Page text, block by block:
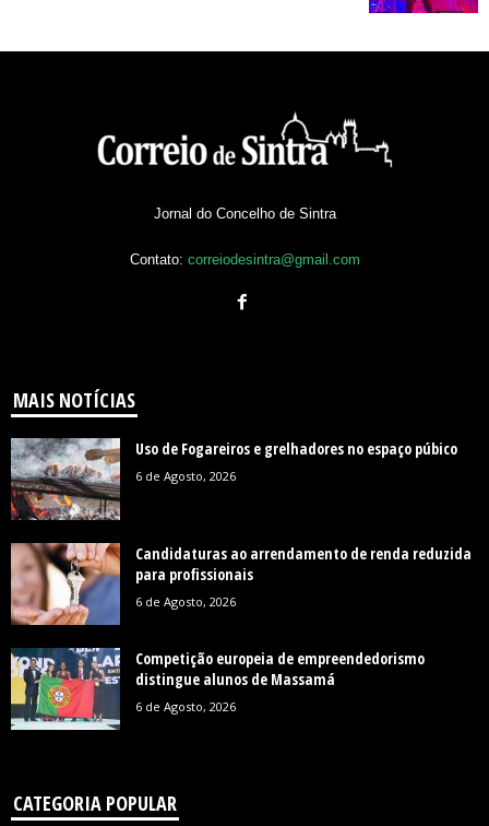
Jornal do Concelho de Sintra
Contato: correiodesintra@gmail.com
MAIS NOTÍCIAS
Uso de Fogareiros e grelhadores no espaço púbico
6 de Agosto, 2026
Candidaturas ao arrendamento de renda reduzida
para profissionais
6 de Agosto, 2026
Competição europeia de empreendedorismo
distingue alunos de Massamá
6 de Agosto, 2026
CATEGORIA POPULAR